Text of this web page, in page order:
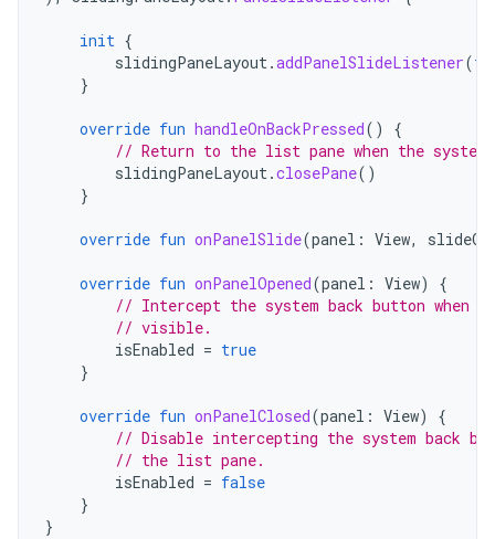
init {
slidingPaneLayout.addPanelSlideListener(
}
override fun handleOnBackPressed()
{
// Return to the list pane when the
slidingPaneLayout.closePane()
}
override fun onPanelSlide(panel : View,
override fun onPanelOpened(panel : View)
{
// Intercept the system back button when
// visible.
isEnabled = true
}
override fun onPanelClosed(panel : View)
{
// Disable intercepting the system back
// the list pane.
isEnabled = false
}
}